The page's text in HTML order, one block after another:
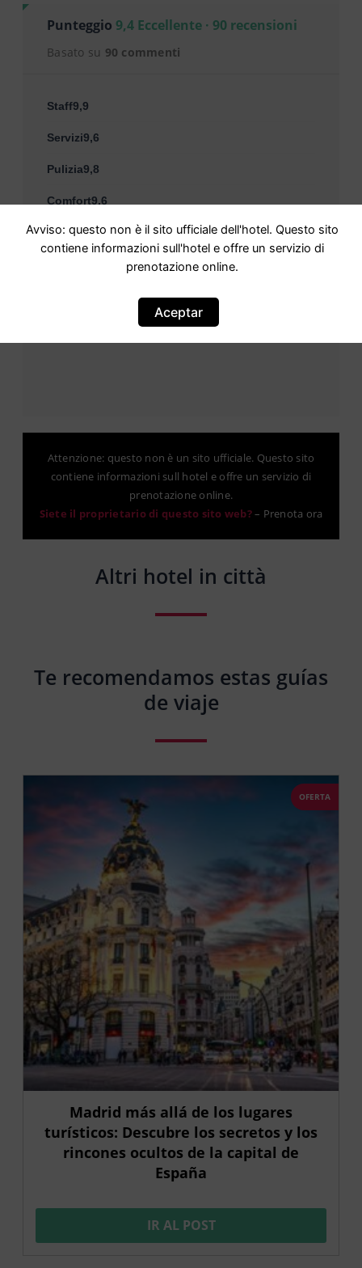
Punteggio 9,4 Eccellente · 90 recensioni
Basato su 90 commenti
Staff9,9
Servizi9,6
Pulizia9,8
Comfort9,6
Rapporto qualità-prezzo9,2
Attenzione: questo non è un sito ufficiale. Questo sito
contiene informazioni sull hotel e offre un servizio di
prenotazione online.
Siete il proprietario di questo sito web?– Prenota ora
Altri hotel in città
Te recomendamos estas guías
de viaje
OFERTA
Madrid más allá de los lugares
turísticos: Descubre los secretos y los
rincones ocultos de la capital de
España
IR AL POST
Avviso: questo non è il sito ufficiale dell'hotel. Questo sito
contiene informazioni sull'hotel e offre un servizio di
prenotazione online.
Aceptar